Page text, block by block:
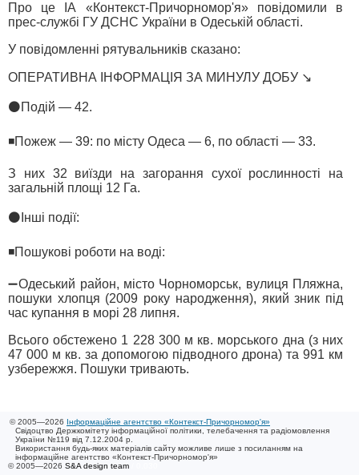
Про це ІА «Контекст-Причорномор'я» повідомили в
прес-службі ГУ ДСНС України в Одеській області.
У повідомленні рятувальників сказано:
ОПЕРАТИВНА ІНФОРМАЦІЯ ЗА МИНУЛУ ДОБУ ↘️
⚫️Подій — 42.
◾️Пожеж — 39: по місту Одеса — 6, по області — 33.
З них 32 виїзди на загорання сухої рослинності на
загальній площі 12 Га.
⚫️Інші події:
◾️Пошукові роботи на воді:
➖Одеський район, місто Чорноморськ, вулиця Пляжна,
пошуки хлопця (2009 року народження), який зник під
час купання в морі 28 липня.
Всього обстежено 1 228 300 м кв. морського дна (з них
47 000 м кв. за допомогою підводного дрона) та 991 км
узбережжя. Пошуки тривають.
© 2005—2026 Інформаційне агентство «Контекст-Причорномор'я»
Свідоцтво Держкомітету інформаційної політики, телебачення та радіомовлення
України №119 від 7.12.2004 р.
Використання будь-яких матеріалів сайту можливе лише з посиланням на
інформаційне агентство «Контекст-Причорномор'я»
© 2005—2026 S&A design team